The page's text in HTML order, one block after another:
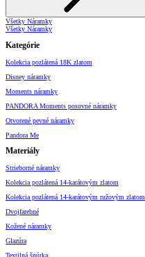
Všetky Náramky
Všetky Náramky
Kategórie
Kolekcia pozlátená 18K zlatom
Disney náramky
Moments náramky
PANDORA Moments posuvné náramky
Otvorené pevné náramky
Pandora Me
Materiály
Strieborné náramky
Kolekcia pozlátená 14-karátovým zlatom
Kolekcia pozlátená 14-karátovým ružovým zlatom
Dvojfarebné
Kožené náramky
Glazúra
Textilná šnúrka